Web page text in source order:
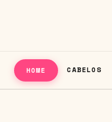
HOME CABELOS